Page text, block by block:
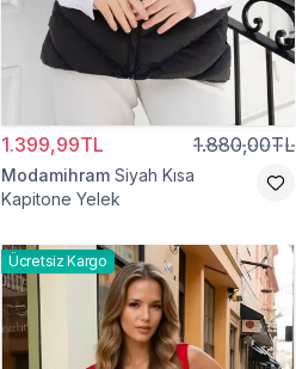
1.399,99TL 1.880,00TL
Modamihram Siyah Kısa
Kapitone Yelek
Ücretsiz Kargo